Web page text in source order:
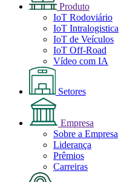
Produto
IoT Rodoviário
IoT Intralogistica
IoT de Veículos
IoT Off-Road
Vídeo com IA
Setores
Empresa
Sobre a Empresa
Liderança
Prêmios
Carreiras